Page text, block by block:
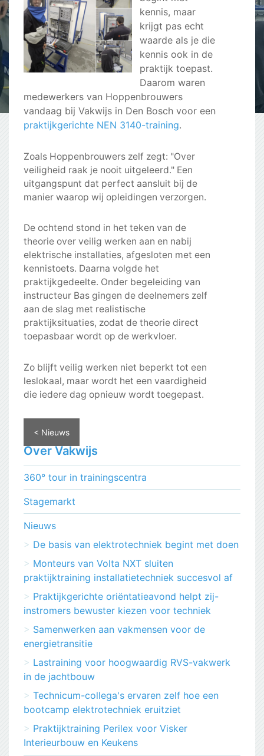
kennis, maar
krijgt pas echt
waarde als je die
kennis ook in de
praktijk toepast.
Daarom waren
medewerkers van Hoppenbrouwers
vandaag bij Vakwijs in Den Bosch voor een
praktijkgerichte NEN 3140-training.
Zoals Hoppenbrouwers zelf zegt: "Over
veiligheid raak je nooit uitgeleerd." Een
uitgangspunt dat perfect aansluit bij de
manier waarop wij opleidingen verzorgen.
De ochtend stond in het teken van de
theorie over veilig werken aan en nabij
elektrische installaties, afgesloten met een
kennistoets. Daarna volgde het
praktijkgedeelte. Onder begeleiding van
instructeur Bas gingen de deelnemers zelf
aan de slag met realistische
praktijksituaties, zodat de theorie direct
toepasbaar wordt op de werkvloer.
Zo blijft veilig werken niet beperkt tot een
leslokaal, maar wordt het een vaardigheid
die iedere dag opnieuw wordt toegepast.
< Nieuws
Over Vakwijs
360° tour in trainingscentra
Stagemarkt
Nieuws
De basis van elektrotechniek begint met doen
Monteurs van Volta NXT sluiten
praktijktraining installatietechniek succesvol af
Praktijkgerichte oriëntatieavond helpt zij-
instromers bewuster kiezen voor techniek
Samenwerken aan vakmensen voor de
energietransitie
Lastraining voor hoogwaardig RVS-vakwerk
in de jachtbouw
Technicum-collega's ervaren zelf hoe een
bootcamp elektrotechniek eruitziet
Praktijktraining Perilex voor Visker
Interieurbouw en Keukens